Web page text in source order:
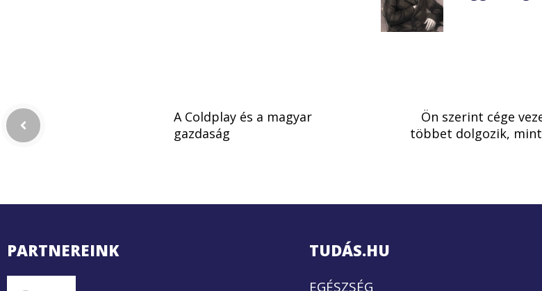
A Coldplay és a magyar
gazdaság
Ön szerint cége
többet dolgozik, mint
PARTNEREINK TUDÁS.HU
EGÉSZSÉG